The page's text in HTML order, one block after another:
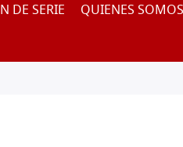
DE SERIE QUIENES SOMOS